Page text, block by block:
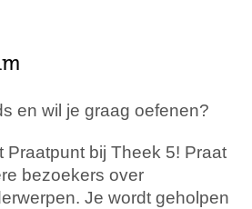
en wil je graag oefenen?
Praatpunt bij Theek 5! Praat
bezoekers over
Je wordt geholpen